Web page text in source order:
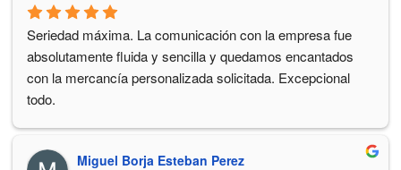
Seriedad máxima. La comunicación con la empresa fue
absolutamente fluida y sencilla y quedamos encantados
con la mercancía personalizada solicitada. Excepcional
todo.
Miguel Borja Esteban Perez